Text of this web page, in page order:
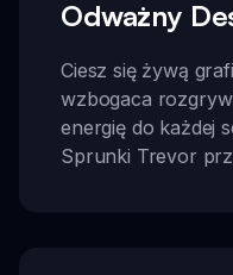
Odważny
Ciesz się żywą
wzbogaca
energię do każdej
Sprunki Trevor